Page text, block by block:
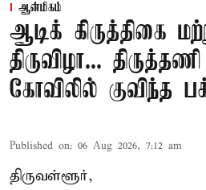
ஆன்மிகம்
ஆடிக் கிருத்திகை
திருவிழா...
கோவிலில் குவிந்த
Published on: 06 Aug 2026, 7:12 am
திருவள்ளூர்,